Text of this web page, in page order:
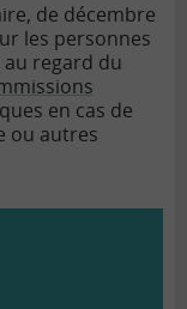
de décembre
les personnes
regard du
en cas de
ou autres